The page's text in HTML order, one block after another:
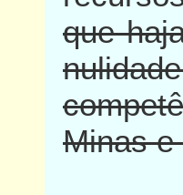
que
Minas e